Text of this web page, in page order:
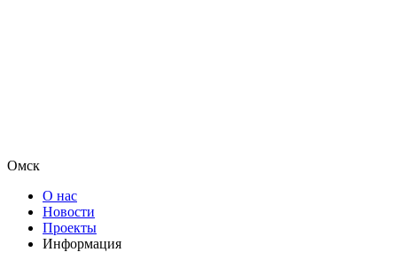
Омск
О нас
Новости
Проекты
Информация